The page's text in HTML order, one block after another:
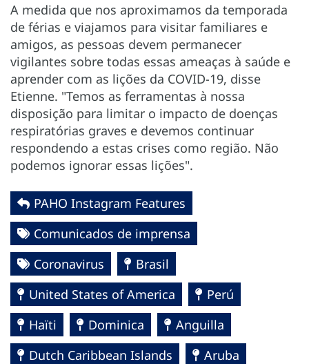
A medida que nos aproximamos da temporada
de férias e viajamos para visitar familiares e
amigos, as pessoas devem permanecer
vigilantes sobre todas essas ameaças à saúde e
aprender com as lições da COVID-19, disse
Etienne. "Temos as ferramentas à nossa
disposição para limitar o impacto de doenças
respiratórias graves e devemos continuar
respondendo a estas crises como região. Não
podemos ignorar essas lições".
PAHO Instagram Features
Comunicados de imprensa
Coronavirus
Brasil
United States of America
Perú
Haïti
Dominica
Anguilla
Dutch Caribbean Islands
Aruba